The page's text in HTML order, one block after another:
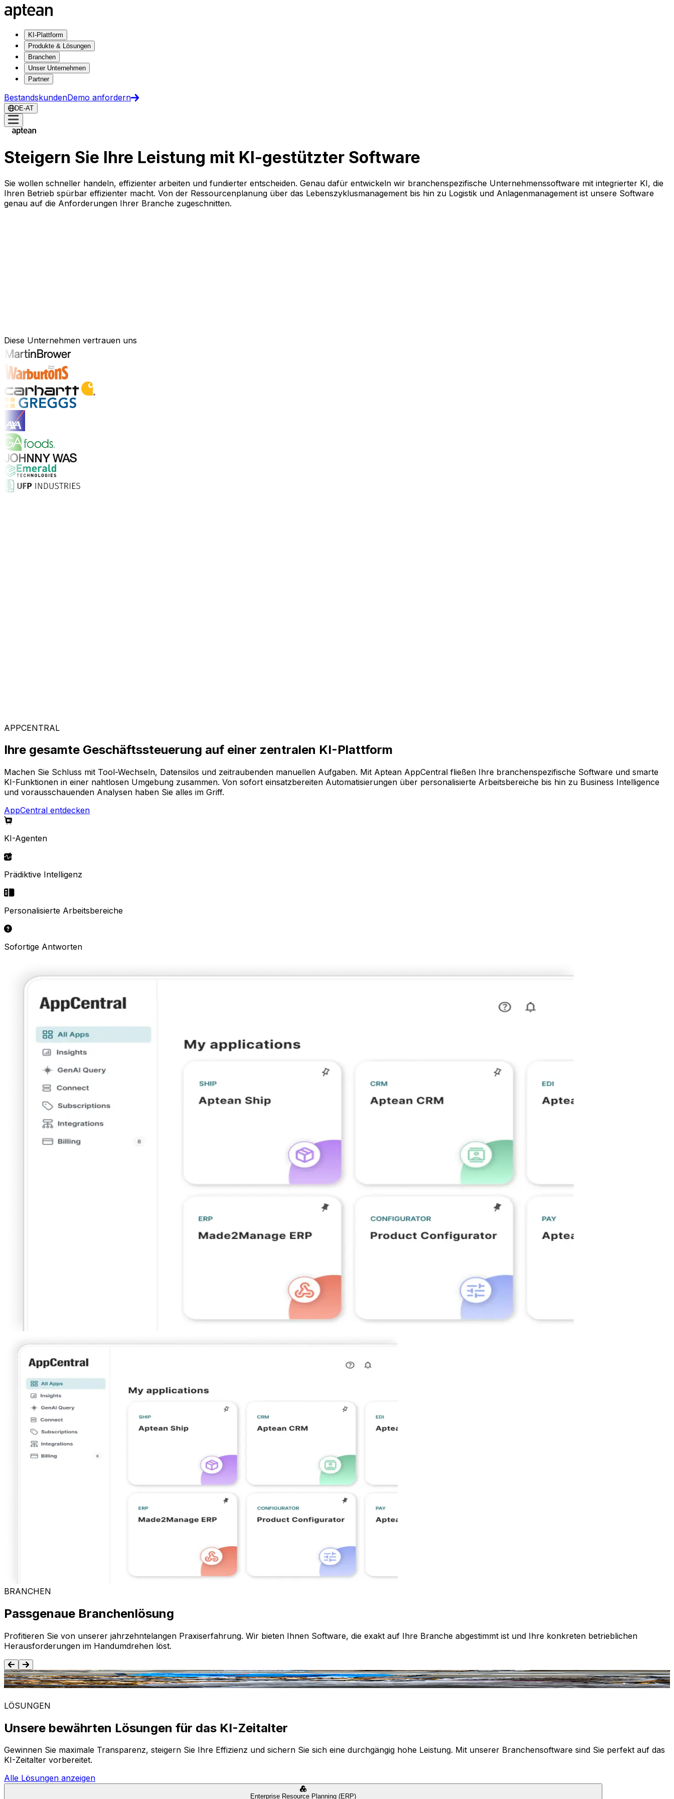
KI-Plattform
Produkte & Lösungen
Branchen
Unser Unternehmen
Partner
BestandskundenDemo anfordern
DE-AT
Steigern Sie Ihre Leistung mit KI-gestützter Software
Sie wollen schneller handeln, effizienter arbeiten und fundierter entscheiden. Genau dafür entwickeln wir branchenspezifische Unternehmenssoftware mit integrierter KI, die
Ihren Betrieb spürbar effizienter macht. Von der Ressourcenplanung über das Lebenszyklusmanagement bis hin zu Logistik und Anlagenmanagement ist unsere Software
genau auf die Anforderungen Ihrer Branche zugeschnitten.
Branchenlösungen entdecken
Diese Unternehmen vertrauen uns
APPCENTRAL
Ihre gesamte Geschäftssteuerung auf einer zentralen KI-Plattform
Machen Sie Schluss mit Tool-Wechseln, Datensilos und zeitraubenden manuellen Aufgaben. Mit Aptean AppCentral fließen Ihre branchenspezifische Software und smarte
KI-Funktionen in einer nahtlosen Umgebung zusammen. Von sofort einsatzbereiten Automatisierungen über personalisierte Arbeitsbereiche bis hin zu Business Intelligence
und vorausschauenden Analysen haben Sie alles im Griff.
AppCentral entdecken
KI-Agenten
Prädiktive Intelligenz
Personalisierte Arbeitsbereiche
Sofortige Antworten
BRANCHEN
Passgenaue Branchenlösung
Profitieren Sie von unserer jahrzehntelangen Praxiserfahrung. Wir bieten Ihnen Software, die exakt auf Ihre Branche abgestimmt ist und Ihre konkreten betrieblichen
Herausforderungen im Handumdrehen löst.
Lebensmittel und Getränke
LÖSUNGEN
Unsere bewährten Lösungen für das KI-Zeitalter
Gewinnen Sie maximale Transparenz, steigern Sie Ihre Effizienz und sichern Sie sich eine durchgängig hohe Leistung. Mit unserer Branchensoftware sind Sie perfekt auf das
KI-Zeitalter vorbereitet.
Alle Lösungen anzeigen
Enterprise Resource Planning (ERP)